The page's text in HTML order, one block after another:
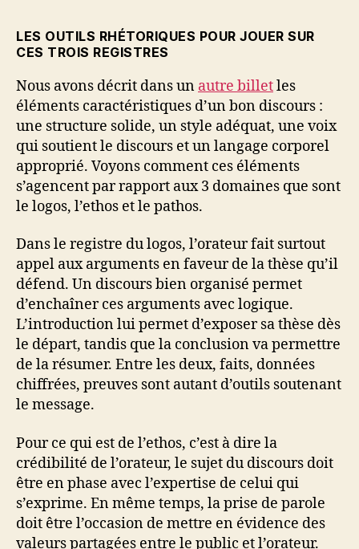
LES OUTILS RHÉTORIQUES POUR JOUER SUR
CES TROIS REGISTRES
Nous avons décrit dans un autre billetles
éléments caractéristiques d’un bon discours :
une structure solide, un style adéquat, une voix
qui soutient le discours et un langage corporel
approprié. Voyons comment ces éléments
s’agencent par rapport aux 3 domaines que sont
le logos, l’ethos et le pathos.
Dans le registre du logos, l’orateur fait surtout
appel aux arguments en faveur de la thèse qu’il
défend. Un discours bien organisé permet
d’enchaîner ces arguments avec logique.
L’introduction lui permet d’exposer sa thèse dès
le départ, tandis que la conclusion va permettre
de la résumer. Entre les deux, faits, données
chiffrées, preuves sont autant d’outils soutenant
le message.
Pour ce qui est de l’ethos, c’est à dire la
crédibilité de l’orateur, le sujet du discours doit
être en phase avec l’expertise de celui qui
s’exprime. En même temps, la prise de parole
doit être l’occasion de mettre en évidence des
valeurs partagées entre le public et l’orateur.